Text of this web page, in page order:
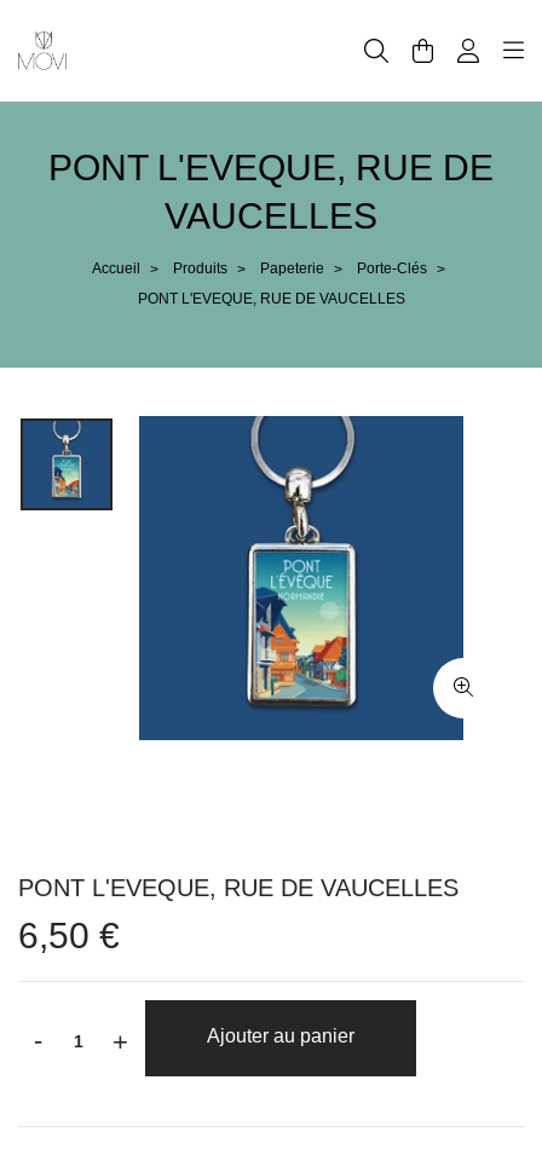
PONT L'EVEQUE, RUE DE
VAUCELLES
Accueil > Produits > Papeterie > Porte-Clés >
PONT L'EVEQUE, RUE DE VAUCELLES
PONT L'EVEQUE, RUE DE VAUCELLES
6,50 €
- + Ajouter au panier